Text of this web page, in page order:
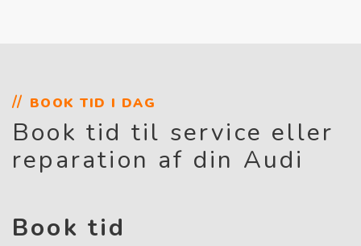
BOOK TID I DAG
Book tid til service eller
reparation af din Audi
Book tid